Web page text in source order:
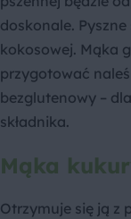
doskonale.
kokosowej. Mąka
przygotować
bezglutenowy –
składnika.
Mąka
Otrzymuje się ją z